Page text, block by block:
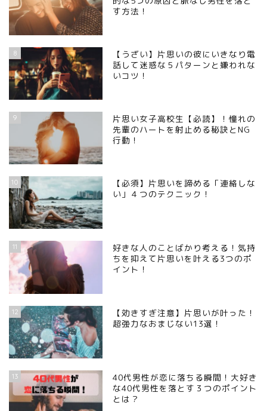
す方法！
8
【うざい】片思いの彼にいきなり電
話して迷惑な５パターンと嫌われな
いコツ！
9
片思い女子高校生【必読】！憧れの
先輩のハートを射止める秘訣とNG
行動！
10
【必須】片思いを諦める「連絡しな
い」４つのテクニック！
11
好きな人のことばかり考える！気持
ちを抑えて片思いを叶える3つのポ
イント！
12
【効きすぎ注意】片思いが叶った！
超強力なおまじない13選！
13
40代男性が恋に落ちる瞬間！大好き
な40代男性を落とす３つのポイント
とは？